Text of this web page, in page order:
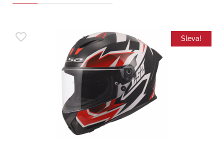
Sleva!